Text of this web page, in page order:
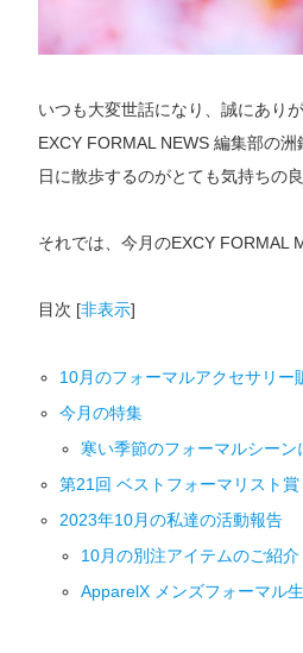
いつも大変世話になり、誠にあり
EXCY FORMAL NEWS 編集部の
日に散歩するのがとても気持ちの
それでは、今月のEXCY FORMAL
目次 [非表示]
10月のフォーマルアクセサリー
今月の特集
寒い季節のフォーマルシー
第21回 ベストフォーマリスト
2023年10月の私達の活動報告
10月の別注アイテムのご紹介
ApparelX メンズフォーマル